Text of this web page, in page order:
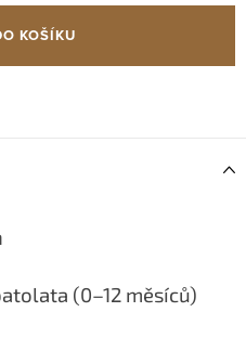
KOŠÍKU
(0–12 měsíců)